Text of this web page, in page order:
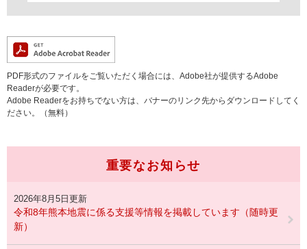
PDF形式のファイルをご覧いただく場合には、Adobe社が提供するAdobe
Readerが必要です。
Adobe Readerをお持ちでない方は、バナーのリンク先からダウンロードしてく
ださい。（無料）
重要なお知らせ
2026年8月5日更新
令和8年熊本地震に係る支援等情報を掲載しています（随時更
新）